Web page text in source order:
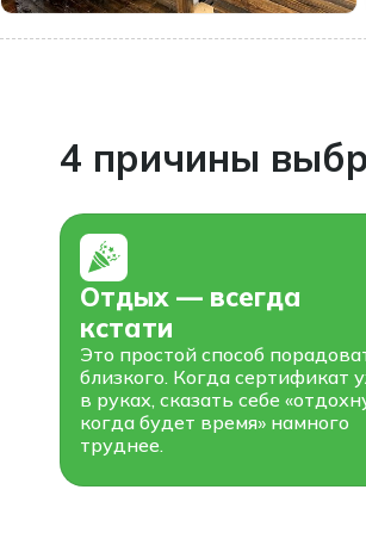
4 причины
Отдых — всегда
кстати
Это простой способ
близкого. Когда сертификат
в руках, сказать себе
когда будет время» намного
труднее.